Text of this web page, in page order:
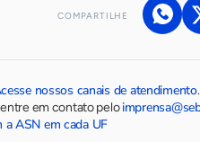
COMPARTILHE
nossos canais de atendimento.
em contato pelo
a ASN em cada UF